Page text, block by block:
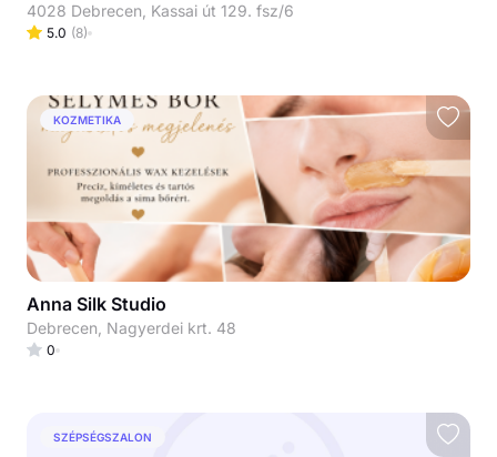
4028 Debrecen, Kassai út 129. fsz/6
5.0 (8)
KOZMETIKA
Anna Silk Studio
Debrecen, Nagyerdei krt. 48
0
SZÉPSÉGSZALON